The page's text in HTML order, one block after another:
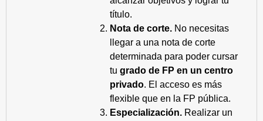
título.
Nota de corte. No necesitas
llegar a una nota de corte
determinada para poder cursar
tu grado de FP en un centro
privado. El acceso es más
flexible que en la FP pública.
Especialización. Realizar un